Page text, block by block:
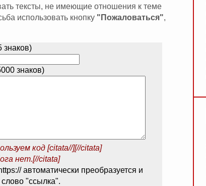
тексты, не имеющие отношения к теме
использовать кнопку "Пожаловаться",
знаков)
код [citata//][//citata]
нет.[//citata]
автоматически преобразуется и
"ссылка".